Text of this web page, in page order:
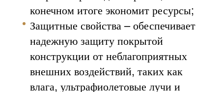
конечном итоге экономит ресурсы;
Защитные свойства – обеспечивает
надежную защиту покрытой
конструкции от неблагоприятных
внешних воздействий, таких как
влага, ультрафиолетовые лучи и